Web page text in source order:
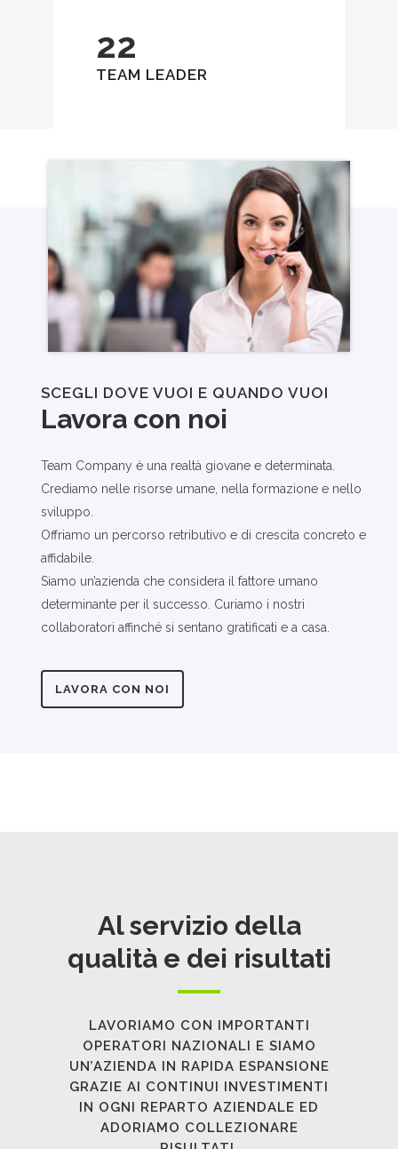
22
TEAM LEADER
SCEGLI DOVE VUOI E QUANDO VUOI
Lavora con noi
Team Company è una realtà giovane e determinata.
Crediamo nelle risorse umane, nella formazione e nello
sviluppo.
Offriamo un percorso retributivo e di crescita concreto e
affidabile.
Siamo un’azienda che considera il fattore umano
determinante per il successo. Curiamo i nostri
collaboratori affinché si sentano gratificati e a casa.
LAVORA CON NOI
Al servizio della
qualità e dei risultati
LAVORIAMO CON IMPORTANTI
OPERATORI NAZIONALI E SIAMO
UN’AZIENDA IN RAPIDA ESPANSIONE
GRAZIE AI CONTINUI INVESTIMENTI
IN OGNI REPARTO AZIENDALE ED
ADORIAMO COLLEZIONARE
0
1
2